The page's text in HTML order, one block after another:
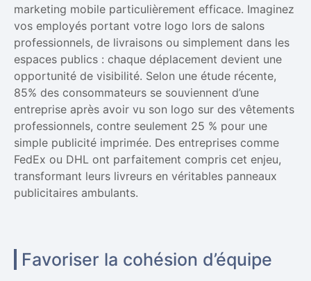
marketing mobile particulièrement efficace. Imaginez
vos employés portant votre logo lors de salons
professionnels, de livraisons ou simplement dans les
espaces publics : chaque déplacement devient une
opportunité de visibilité. Selon une étude récente,
85% des consommateurs se souviennent d’une
entreprise après avoir vu son logo sur des vêtements
professionnels, contre seulement 25 % pour une
simple publicité imprimée. Des entreprises comme
FedEx ou DHL ont parfaitement compris cet enjeu,
transformant leurs livreurs en véritables panneaux
publicitaires ambulants.
Favoriser la cohésion d’équipe